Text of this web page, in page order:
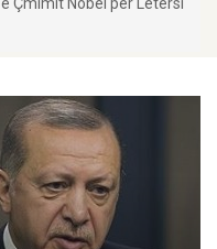
Çmimit Nobel për Letërsi